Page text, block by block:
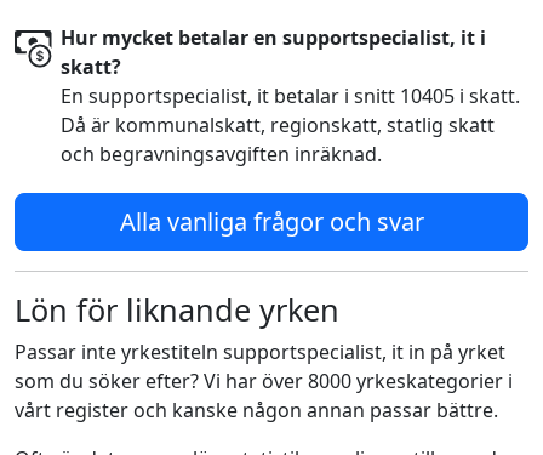
Hur mycket betalar en supportspecialist, it i
skatt?
En supportspecialist, it betalar i snitt 10405 i skatt.
Då är kommunalskatt, regionskatt, statlig skatt
och begravningsavgiften inräknad.
Alla vanliga frågor och svar
Lön för liknande yrken
Passar inte yrkestiteln supportspecialist, it in på yrket
som du söker efter? Vi har över 8000 yrkeskategorier i
vårt register och kanske någon annan passar bättre.